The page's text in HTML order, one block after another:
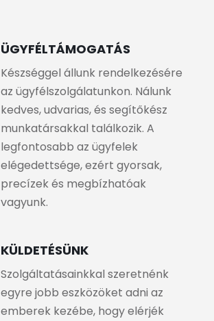
ÜGYFÉLTÁMOGATÁS
Készséggel állunk rendelkezésére
az ügyfélszolgálatunkon. Nálunk
kedves, udvarias, és segítőkész
munkatársakkal találkozik. A
legfontosabb az ügyfelek
elégedettsége, ezért gyorsak,
precízek és megbízhatóak
vagyunk.
KÜLDETÉSÜNK
Szolgáltatásainkkal szeretnénk
egyre jobb eszközöket adni az
emberek kezébe, hogy elérjék